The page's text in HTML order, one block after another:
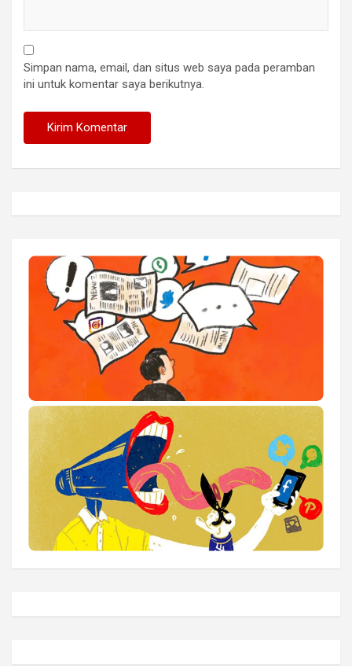
Simpan nama, email, dan situs web saya pada peramban
ini untuk komentar saya berikutnya.